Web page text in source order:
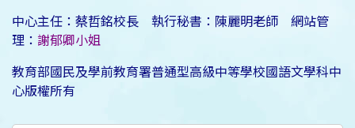
中心主任：蔡哲銘校長 執行秘書：陳麗明老師 網站管
理： 謝郁卿小姐
教育部國民及學前教育署普通型高級中等學校國語文學科中
心版權所有